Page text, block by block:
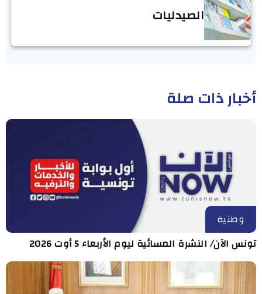
الصيدليات
أخبار ذات صلة
وطنية
تونس الآن/ النشرة المسائية ليوم الأربعاء 5 أوت 2026